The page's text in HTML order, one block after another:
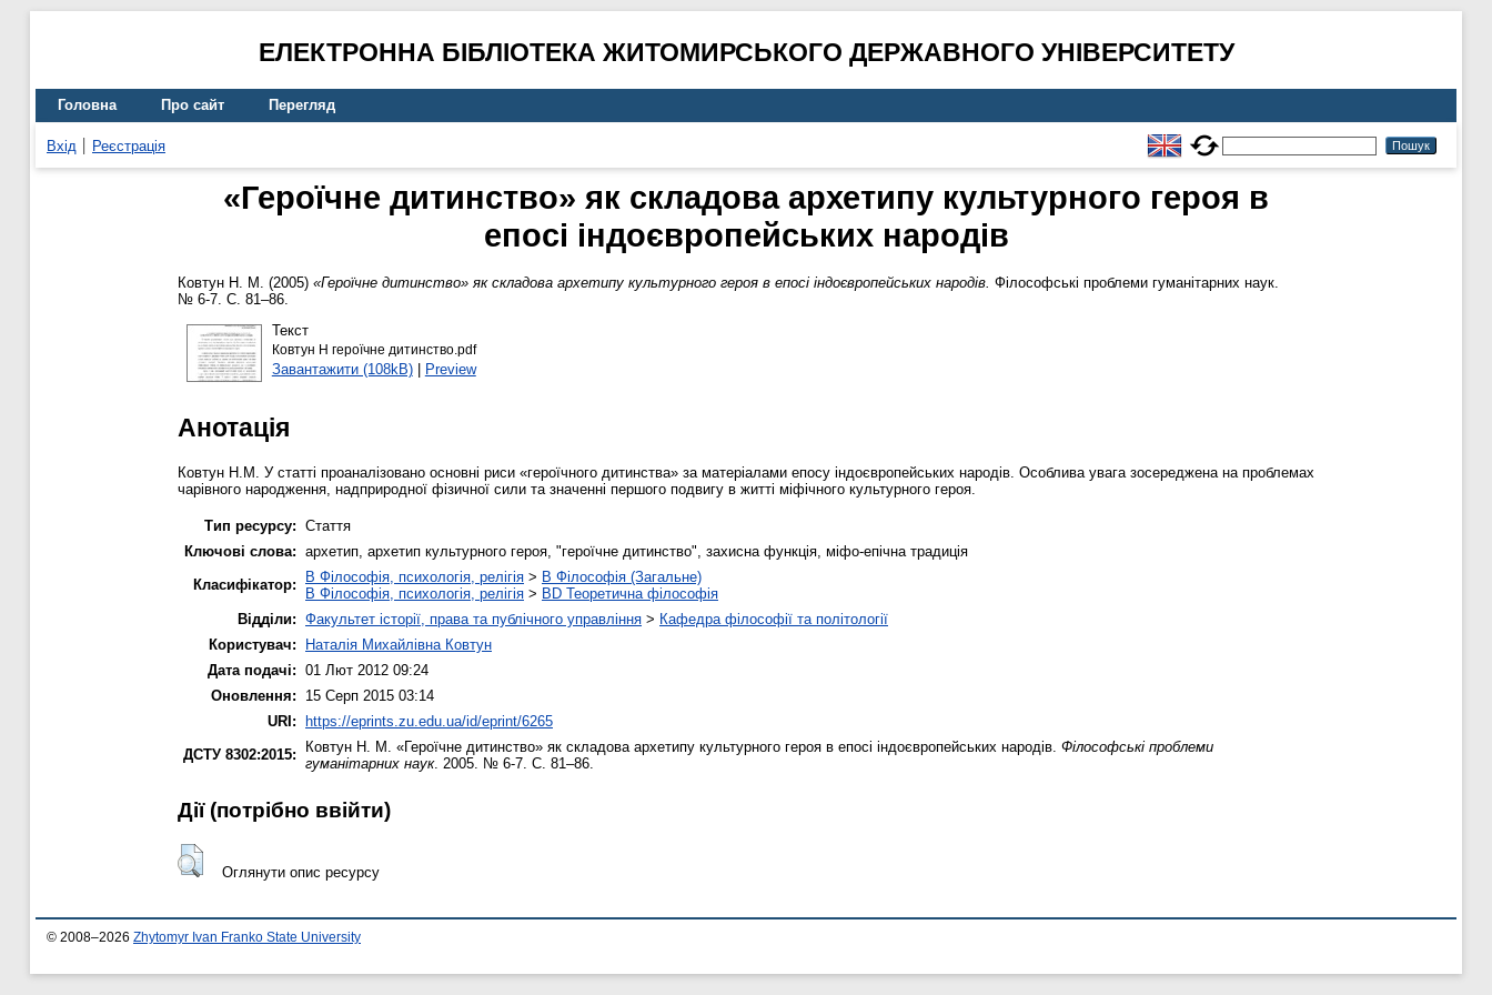
ЕЛЕКТРОННА БІБЛІОТЕКА ЖИТОМИРСЬКОГО ДЕРЖАВНОГО УНІВЕРСИТЕТУ
Головна Про сайт Перегляд
Вхід Реєстрація
«Героїчне дитинство» як складова архетипу культурного героя в
епосі індоєвропейських народів
Ковтун Н. М. (2005) «Героїчне дитинство» як складова архетипу культурного героя в епосі індоєвропейських народів. Філософські проблеми гуманітарних наук.
№ 6-7. С. 81–86.
Текст
Ковтун Н героїчне дитинство.pdf
Завантажити (108kB)| Preview
Анотація
Ковтун Н.М. У статті проаналізовано основні риси «героїчного дитинства» за матеріалами епосу індоєвропейських народів. Особлива увага зосереджена на проблемах
чарівного народження, надприродної фізичної сили та значенні першого подвигу в житті міфічного культурного героя.
Тип ресурсу: Стаття
Ключові слова: архетип, архетип культурного героя, "героїчне дитинство", захисна функція, міфо-епічна традиція
Класифікатор:
B Філософія, психологія, релігія > B Філософія (Загальне)
B Філософія, психологія, релігія > BD Теоретична філософія
Відділи: Факультет історії, права та публічного управління > Кафедра філософії та політології
Користувач:
Наталія Михайлівна Ковтун
Дата подачі: 01 Лют 2012 09:24
Оновлення:
15 Серп 2015 03:14
URI: https://eprints.zu.edu.ua/id/eprint/6265
ДСТУ 8302:2015:
Ковтун Н. М. «Героїчне дитинство» як складова архетипу культурного героя в епосі індоєвропейських народів. Філософські проблеми
гуманітарних наук. 2005. № 6-7. С. 81–86.
Дії ​​(потрібно ввійти)
Оглянути опис ресурсу
© 2008–2026 Zhytomyr Ivan Franko State University